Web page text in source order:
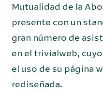
Mutualidad de la
presente con un
gran número de
en el trivialweb,
el uso de su página
rediseñada.